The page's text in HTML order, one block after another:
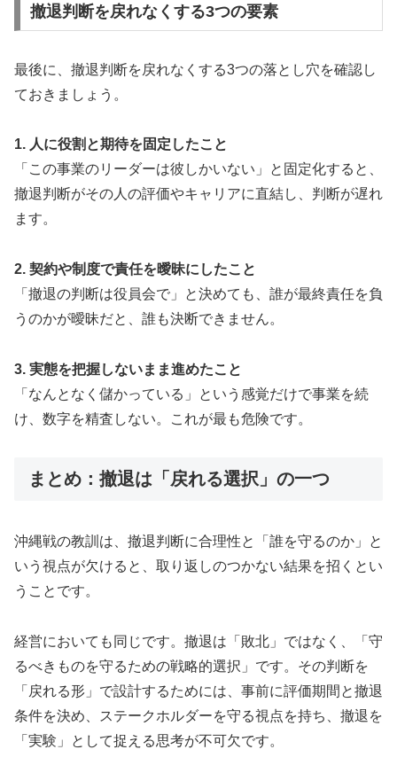
撤退判断を戻れなくする3つの要素
最後に、撤退判断を戻れなくする3つの落とし穴を確認し
ておきましょう。
1. 人に役割と期待を固定したこと
「この事業のリーダーは彼しかいない」と固定化すると、
撤退判断がその人の評価やキャリアに直結し、判断が遅れ
ます。
2. 契約や制度で責任を曖昧にしたこと
「撤退の判断は役員会で」と決めても、誰が最終責任を負
うのかが曖昧だと、誰も決断できません。
3. 実態を把握しないまま進めたこと
「なんとなく儲かっている」という感覚だけで事業を続
け、数字を精査しない。これが最も危険です。
まとめ：撤退は「戻れる選択」の一つ
沖縄戦の教訓は、撤退判断に合理性と「誰を守るのか」と
いう視点が欠けると、取り返しのつかない結果を招くとい
うことです。
経営においても同じです。撤退は「敗北」ではなく、「守
るべきものを守るための戦略的選択」です。その判断を
「戻れる形」で設計するためには、事前に評価期間と撤退
条件を決め、ステークホルダーを守る視点を持ち、撤退を
「実験」として捉える思考が不可欠です。